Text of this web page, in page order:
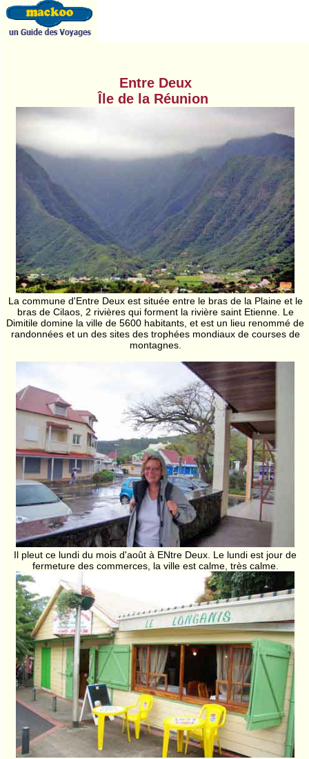
Entre Deux
Île de la Réunion
La commune d'Entre Deux est située entre le bras de la Plaine et le
bras de Cilaos, 2 rivières qui forment la rivière saint Etienne. Le
Dimitile domine la ville de 5600 habitants, et est un lieu renommé de
randonnées et un des sites des trophées mondiaux de courses de
montagnes.
Il pleut ce lundi du mois d'août à ENtre Deux. Le lundi est jour de
fermeture des commerces, la ville est calme, très calme.